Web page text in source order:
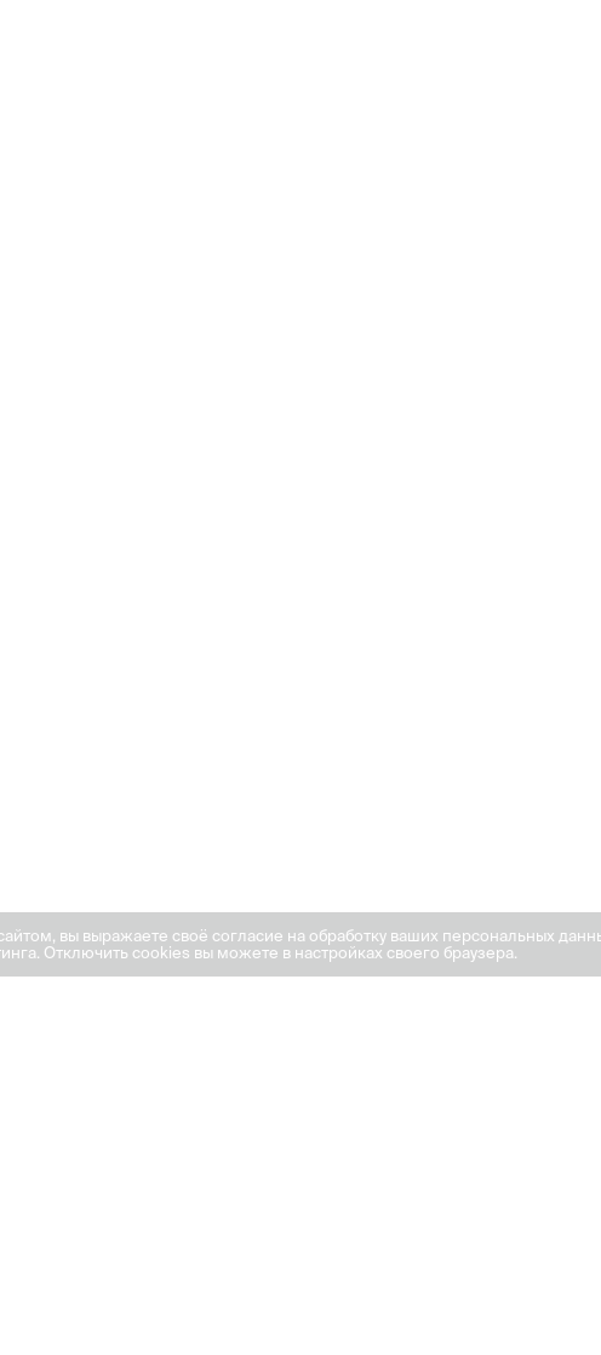
вы выражаете своё согласие на обработку ваших персональных
Отключить cookies вы можете в настройках своего браузера.